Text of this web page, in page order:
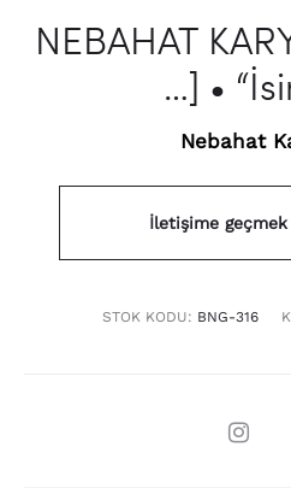
NEBAHAT
…] •
Nebahat
İletişime geçmek
STOK KODU: BNG-316